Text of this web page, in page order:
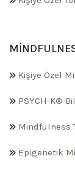
Kişiye Özel
PSYCH-K®
Mindfulness
Epigenetik